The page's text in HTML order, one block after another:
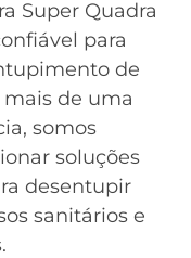
Super Quadra
para
de
de uma
somos
soluções
desentupir
sanitários e